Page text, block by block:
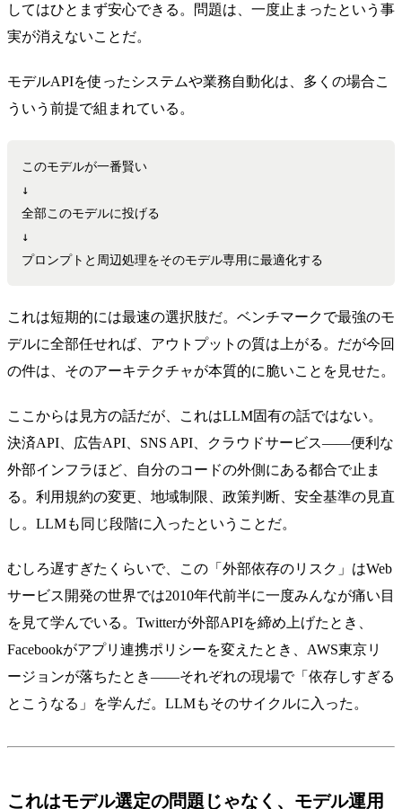
してはひとまず安心できる。問題は、一度止まったという事
実が消えないことだ。
モデルAPIを使ったシステムや業務自動化は、多くの場合こ
ういう前提で組まれている。
このモデルが一番賢い
↓
全部このモデルに投げる
↓
これは短期的には最速の選択肢だ。ベンチマークで最強のモ
デルに全部任せれば、アウトプットの質は上がる。だが今回
の件は、そのアーキテクチャが本質的に脆いことを見せた。
ここからは見方の話だが、これはLLM固有の話ではない。
決済API、広告API、SNS API、クラウドサービス——便利な
外部インフラほど、自分のコードの外側にある都合で止ま
る。利用規約の変更、地域制限、政策判断、安全基準の見直
し。LLMも同じ段階に入ったということだ。
むしろ遅すぎたくらいで、この「外部依存のリスク」はWeb
サービス開発の世界では2010年代前半に一度みんなが痛い目
を見て学んでいる。Twitterが外部APIを締め上げたとき、
Facebookがアプリ連携ポリシーを変えたとき、AWS東京リ
ージョンが落ちたとき——それぞれの現場で「依存しすぎる
とこうなる」を学んだ。LLMもそのサイクルに入った。
これはモデル選定の問題じゃなく、モデル運用